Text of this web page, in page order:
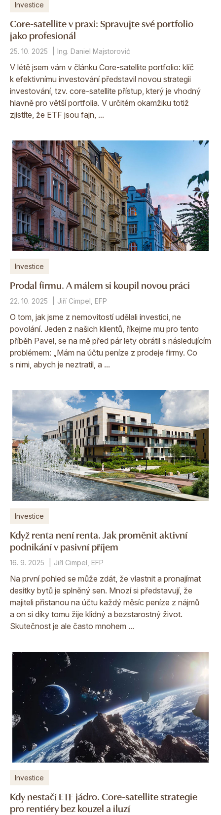
Investice
Core-satellite v praxi: Spravujte své portfolio
jako profesionál
25. 10. 2025 Ing. Daniel Majstorović
V létě jsem vám v článku Core-satellite portfolio: klíč
k efektivnímu investování představil novou strategii
investování, tzv. core-satellite přístup, který je vhodný
hlavně pro větší portfolia. V určitém okamžiku totiž
zjistíte, že ETF jsou fajn, ...
Investice
Prodal firmu. A málem si koupil novou práci
22. 10. 2025 Jiří Cimpel, EFP
O tom, jak jsme z nemovitostí udělali investici, ne
povolání. Jeden z našich klientů, říkejme mu pro tento
příběh Pavel, se na mě před pár lety obrátil s následujícím
problémem: „Mám na účtu peníze z prodeje firmy. Co
s nimi, abych je neztratil, a ...
Investice
Když renta není renta. Jak proměnit aktivní
podnikání v pasivní příjem
16. 9. 2025 Jiří Cimpel, EFP
Na první pohled se může zdát, že vlastnit a pronajímat
desítky bytů je splněný sen. Mnozí si představují, že
majiteli přistanou na účtu každý měsíc peníze z nájmů
a on si díky tomu žije klidný a bezstarostný život.
Skutečnost je ale často mnohem ...
Investice
Kdy nestačí ETF jádro. Core-satellite strategie
pro rentiéry bez kouzel a iluzí